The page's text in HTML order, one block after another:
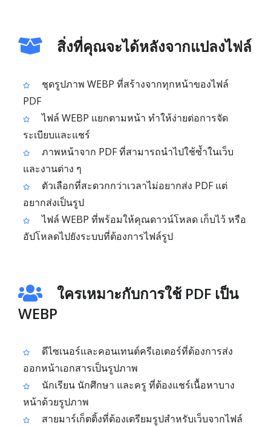
สิ่งที่คุณจะได้หลังจากแปลงไฟล์
ชุดรูปภาพ WEBP ที่สร้างจากทุกหน้าของไฟล์
PDF
ไฟล์ WEBP แยกตามหน้า ทำให้ง่ายต่อการจัด
ระเบียบและแชร์
ภาพหน้าจาก PDF ที่สามารถนำไปใช้ซ้ำในเว็บ
และงานต่าง ๆ
ตัวเลือกที่สะดวกกว่าเวลาไม่อยากส่ง PDF แต่
อยากส่งเป็นรูป
ไฟล์ WEBP ที่พร้อมให้คุณดาวน์โหลด เก็บไว้ หรือ
อัปโหลดไปยังระบบที่ต้องการไฟล์รูป
ใครเหมาะกับการใช้ PDF เป็น
WEBP
ดีไซเนอร์และคอนเทนต์ครีเอเตอร์ที่ต้องการส่ง
ออกหน้าเอกสารเป็นรูปภาพ
นักเรียน นักศึกษา และครู ที่ต้องแชร์เนื้อหาบาง
หน้าด้วยรูปภาพ
สายมาร์เก็ตติ้งที่ต้องเตรียมรูปสำหรับเว็บจากไฟล์